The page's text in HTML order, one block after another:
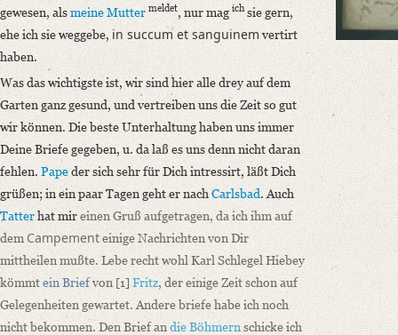
gewesen, alsmeine Mutter meldet, nur mag ichsie gern,
ehe ich sie weggebe, in succum et sanguinemvertirt
haben.
Was das wichtigste ist, wir sind hier alle drey auf dem
Garten ganz gesund, und vertreiben uns die Zeit so gut
wir können. Die beste Unterhaltung haben uns immer
Deine Briefe gegeben, u. da laß es uns denn nicht daran
fehlen. Papeder sich sehr für Dich intressirt, läßt Dich
grüßen; in ein paar Tagen geht er nach Carlsbad. Auch
Tatterhat mireinen Gruß aufgetragen, da ich ihm auf
dem Campementeinige Nachrichten von Dir
mittheilen mußte. Lebe recht wohl Karl Schlegel Hiebey
kömmtein Briefvon [1]Fritz, der einige Zeit schon auf
Gelegenheiten gewartet. Andere briefe habe ich noch
nicht bekommen. Den Brief andie Böhmern schicke ich